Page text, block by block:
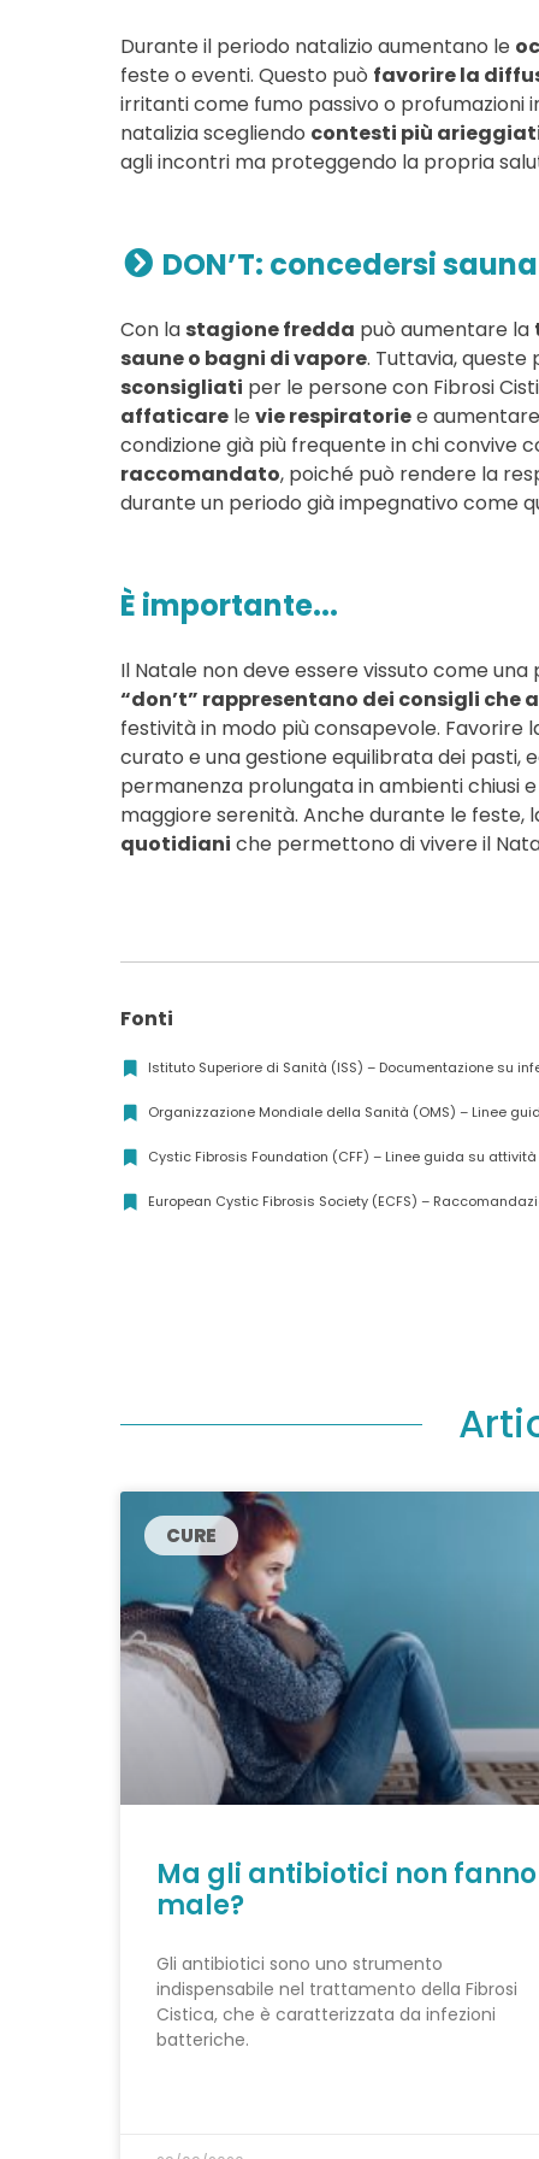
Durante il periodo natalizio aumentano le
feste o eventi. Questo può favorire la
irritanti come fumo passivo o profumazioni
natalizia scegliendo contesti più
agli incontri ma proteggendo la propria
DON’T: concedersi
Con la stagione fredda può aumentare la
saune o bagni di vapore. Tuttavia,
sconsigliati per le persone con Fibrosi
affaticare le vie respiratoriee
condizione già più frequente in chi convive
raccomandato, poiché può rendere la
durante un periodo già impegnativo come
È importante...
Il Natale non deve essere vissuto come
“don’t” rappresentano dei consigli che
festività in modo più consapevole.
curato e una gestione equilibrata dei pasti,
permanenza prolungata in ambienti chiusi
maggiore serenità. Anche durante le feste,
quotidiani che permettono di vivere il
Fonti
Istituto Superiore di Sanità (ISS) – Documentazione su
Organizzazione Mondiale della Sanità (OMS) – Linee
Cystic Fibrosis Foundation (CFF) – Linee guida su
European Cystic Fibrosis Society (ECFS) –
CURE
Ma gli antibiotici non fanno
male?
Gli antibiotici sono uno strumento
indispensabile nel trattamento della Fibrosi
Cistica, che è caratterizzata da infezioni
batteriche.